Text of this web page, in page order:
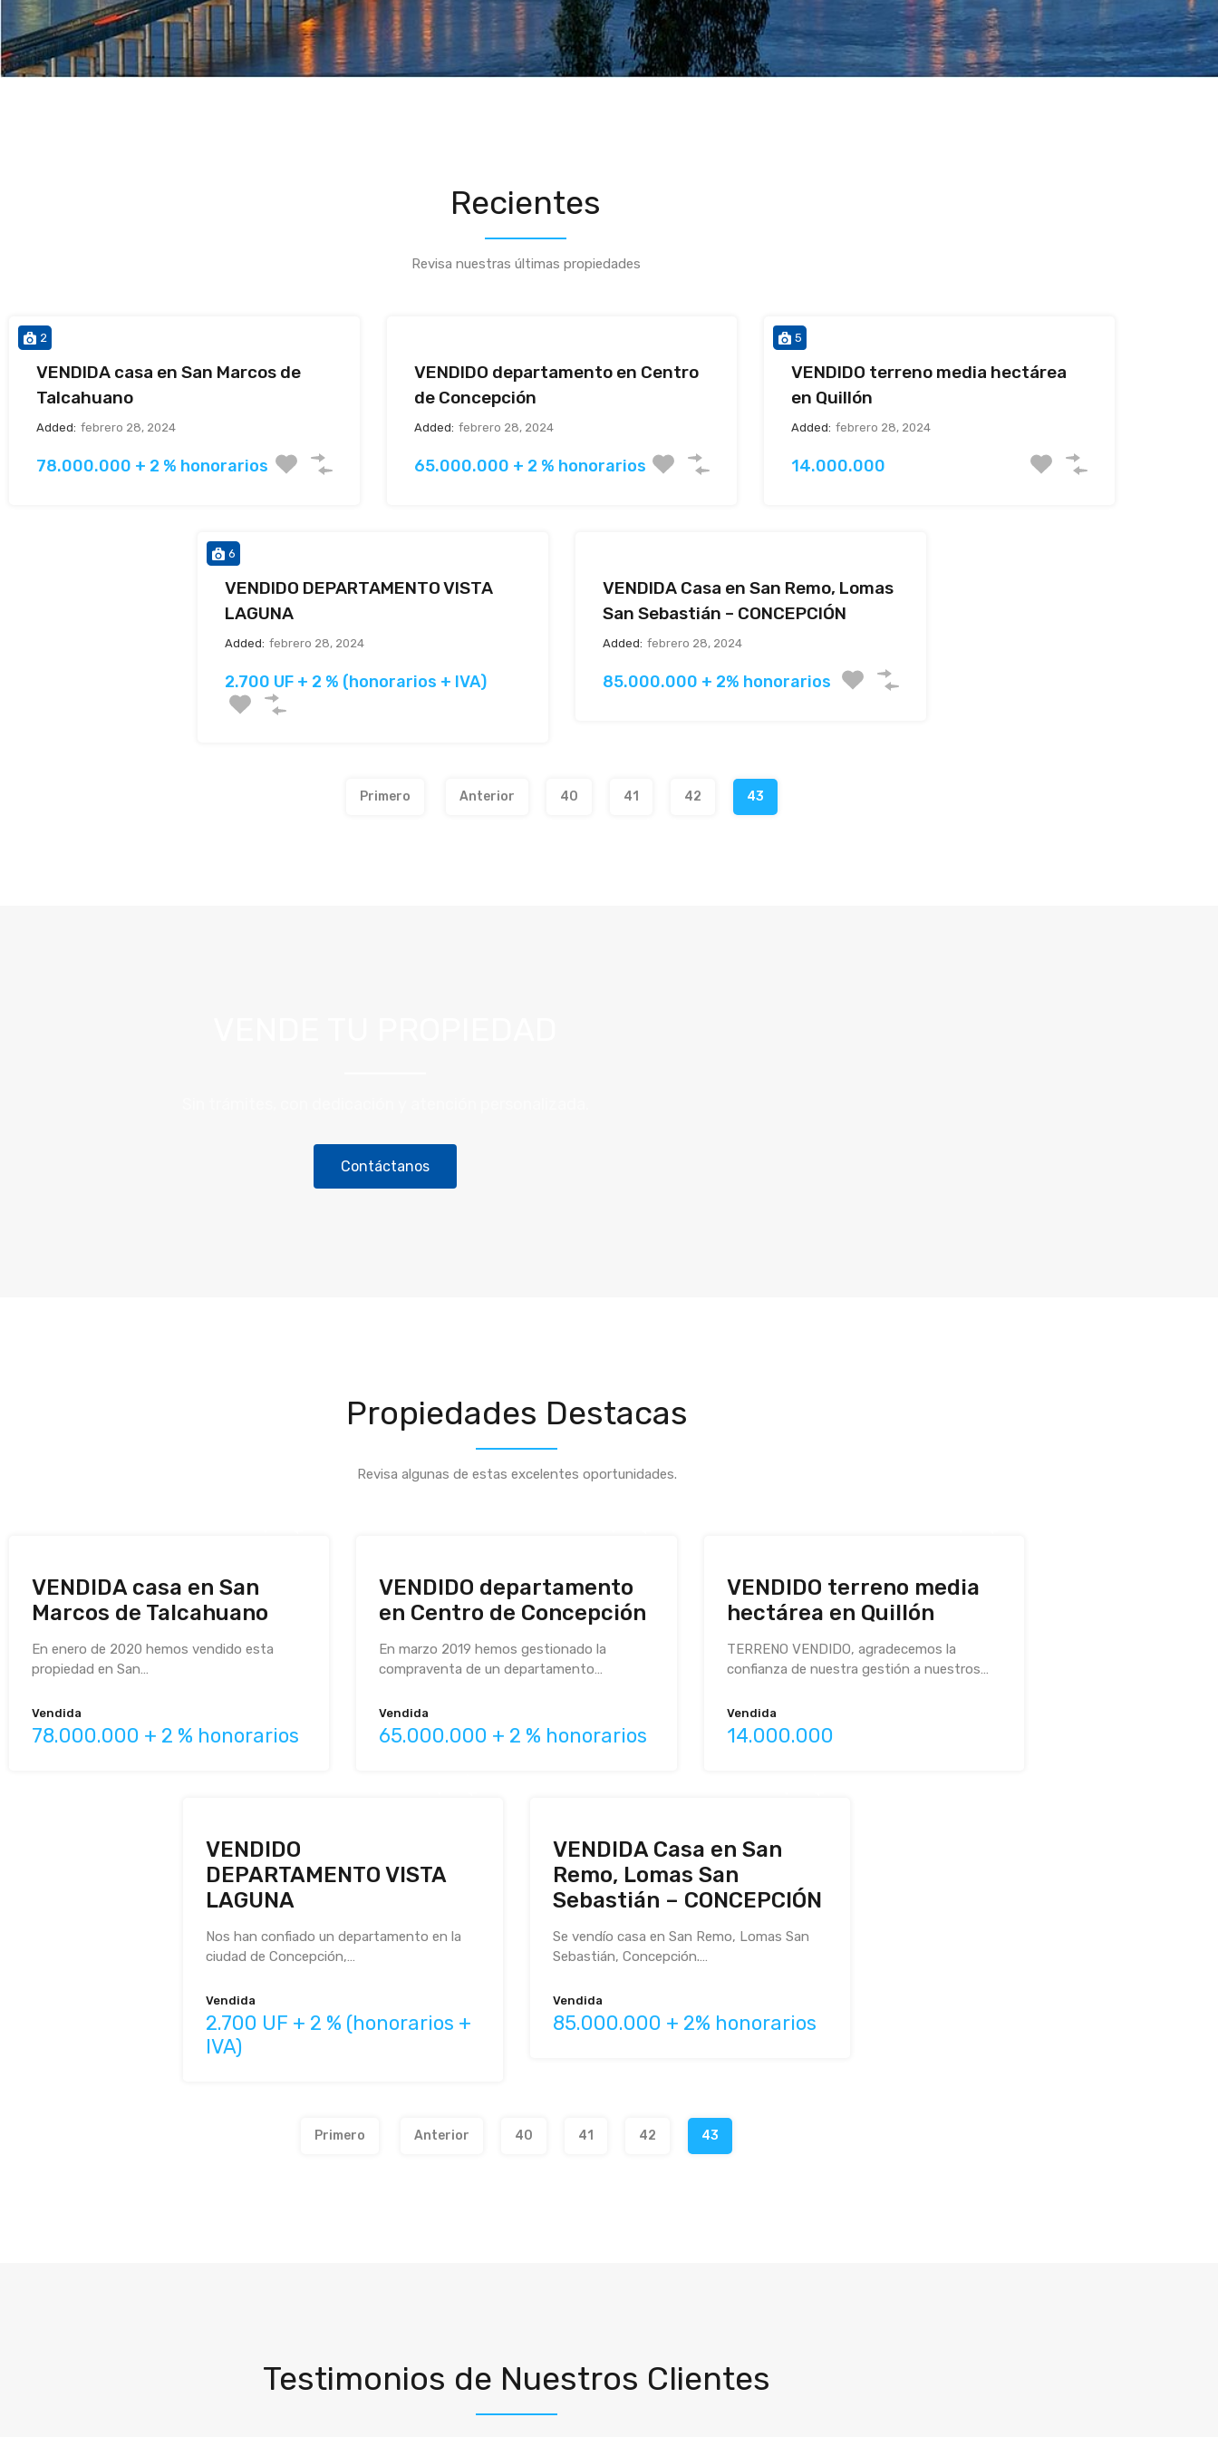
Recientes
Revisa nuestras últimas propiedades
2
VENDIDA casa en San Marcos de
Talcahuano
Added: febrero 28, 2024
78.000.000 + 2 % honorarios
VENDIDO departamento en Centro
de Concepción
Added: febrero 28, 2024
65.000.000 + 2 % honorarios
5
VENDIDO terreno media hectárea
en Quillón
Added: febrero 28, 2024
14.000.000
6
VENDIDO DEPARTAMENTO VISTA
LAGUNA
Added: febrero 28, 2024
2.700 UF + 2 % (honorarios + IVA)
VENDIDA Casa en San Remo, Lomas
San Sebastián – CONCEPCIÓN
Added: febrero 28, 2024
85.000.000 + 2% honorarios
Primero Anterior 40 41 42 43
Contáctanos
Propiedades Destacas
Revisa algunas de estas excelentes oportunidades.
VENDIDA casa en San
Marcos de Talcahuano
En enero de 2020 hemos vendido esta
propiedad en San…
Vendida
78.000.000 + 2 % honorarios
VENDIDO departamento
en Centro de Concepción
En marzo 2019 hemos gestionado la
compraventa de un departamento…
Vendida
65.000.000 + 2 % honorarios
VENDIDO terreno media
hectárea en Quillón
TERRENO VENDIDO, agradecemos la
confianza de nuestra gestión a nuestros…
Vendida
14.000.000
VENDIDO
DEPARTAMENTO VISTA
LAGUNA
Nos han confiado un departamento en la
ciudad de Concepción,…
Vendida
2.700 UF + 2 % (honorarios +
IVA)
VENDIDA Casa en San
Remo, Lomas San
Sebastián – CONCEPCIÓN
Se vendío casa en San Remo, Lomas San
Sebastián, Concepción.…
Vendida
85.000.000 + 2% honorarios
Primero Anterior 40 41 42 43
Testimonios de Nuestros Clientes